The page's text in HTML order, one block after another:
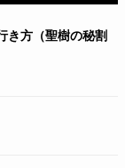
き方（聖樹の秘割